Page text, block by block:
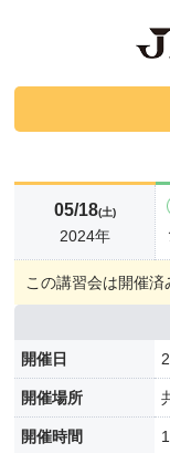
05/18(土)
2024年
この講習会は開催済
開催日
開催場所
開催時間